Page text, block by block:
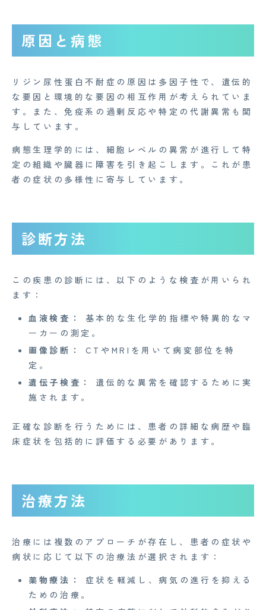
原因と病態
リジン尿性蛋白不耐症の原因は多因子性で、遺伝的
な要因と環境的な要因の相互作用が考えられていま
す。また、免疫系の過剰反応や特定の代謝異常も関
与しています。
病態生理学的には、細胞レベルの異常が進行して特
定の組織や臓器に障害を引き起こします。これが患
者の症状の多様性に寄与しています。
診断方法
この疾患の診断には、以下のような検査が用いられ
ます：
血液検査：
基本的な生化学的指標や特異的なマ
ーカーの測定。
画像診断：
CTやMRIを用いて病変部位を特
定。
遺伝子検査：
遺伝的な異常を確認するために実
施されます。
正確な診断を行うためには、患者の詳細な病歴や臨
床症状を包括的に評価する必要があります。
治療方法
治療には複数のアプローチが存在し、患者の症状や
病状に応じて以下の治療法が選択されます：
薬物療法：
症状を軽減し、病気の進行を抑える
ための治療。
AGAメディア
Medi Face Journal
お知らせ
イベント
Z産業医事務所
キャリア・インターン
特定商取引法に基づく表記
Copyright© 2023 Medi Face, Ltd. All Right Reserved.